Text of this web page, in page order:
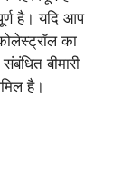
है। यदि आप
का
बीमारी
है।